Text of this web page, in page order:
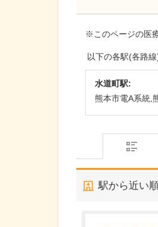
※このページの医
以下の各駅(各路
水道町駅:
熊本市電A系統,
駅から近い